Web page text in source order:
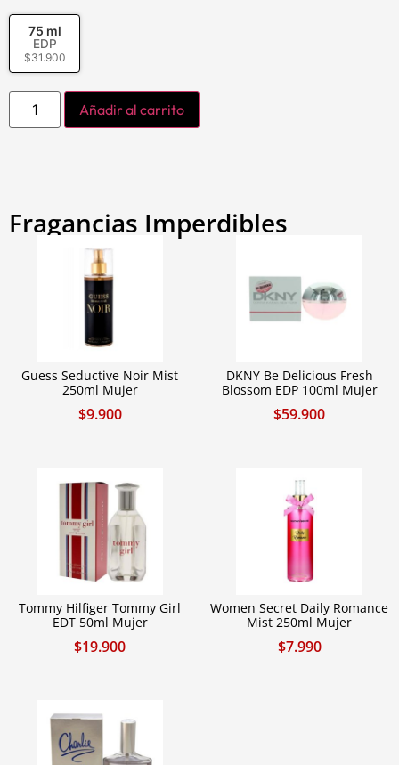
75 ml
EDP
$31.900
Añadir al carrito
Fragancias Imperdibles
Guess Seductive Noir Mist
250ml Mujer
$9.900
DKNY Be Delicious Fresh
Blossom EDP 100ml Mujer
$59.900
Tommy Hilfiger Tommy Girl
EDT 50ml Mujer
$19.900
Women Secret Daily Romance
Mist 250ml Mujer
$7.990